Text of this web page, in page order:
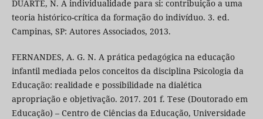
DUARTE, N. A individualidade para si: contribuição a uma
teoria histórico-crítica da formação do indivíduo. 3. ed.
Campinas, SP: Autores Associados, 2013.
FERNANDES, A. G. N. A prática pedagógica na educação
infantil mediada pelos conceitos da disciplina Psicologia da
Educação: realidade e possibilidade na dialética
apropriação e objetivação. 2017. 201 f. Tese (Doutorado em
Educação) – Centro de Ciências da Educação, Universidade